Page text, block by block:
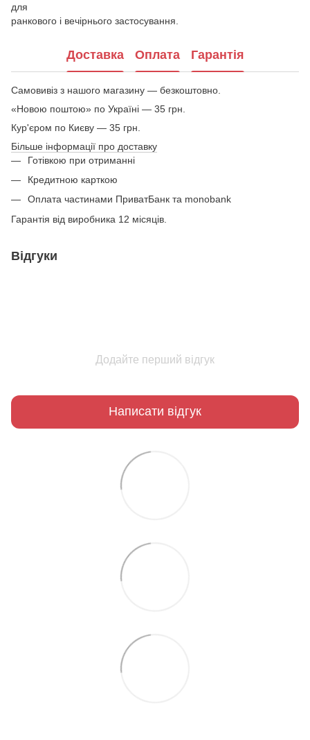
для
ранкового і вечірнього застосування.
Доставка Оплата Гарантія
Самовивіз з нашого магазину — безкоштовно.
«Новою поштою» по Україні — 35 грн.
Кур'єром по Києву — 35 грн.
Більше інформації про доставку
Готівкою при отриманні
Кредитною карткою
Оплата частинами ПриватБанк та monobank
Гарантія від виробника 12 місяців.
Відгуки
Додайте перший відгук
Написати відгук